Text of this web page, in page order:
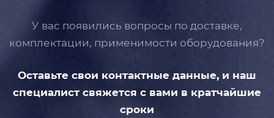
У вас появились вопросы по доставке,
комплектации, применимости оборудования?
Оставьте свои контактные данные, и наш
специалист свяжется с вами в кратчайшие
сроки